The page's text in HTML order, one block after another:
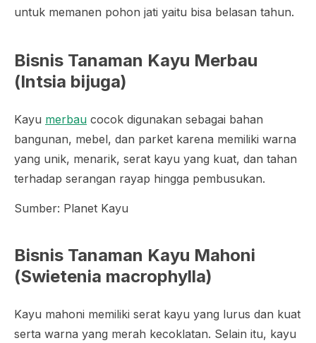
untuk memanen pohon jati yaitu bisa belasan tahun.
Bisnis Tanaman Kayu Merbau
(Intsia bijuga)
Kayu merbau cocok digunakan sebagai bahan
bangunan, mebel, dan parket karena memiliki warna
yang unik, menarik, serat kayu yang kuat, dan tahan
terhadap serangan rayap hingga pembusukan.
Sumber: Planet Kayu
Bisnis Tanaman Kayu Mahoni
(Swietenia macrophylla)
Kayu mahoni memiliki serat kayu yang lurus dan kuat
serta warna yang merah kecoklatan. Selain itu, kayu